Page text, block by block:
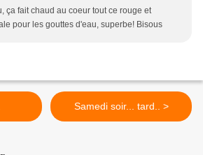
ça fait chaud au coeur tout ce rouge et
pour les gouttes d'eau, superbe! Bisous
Samedi soir... tard.. >